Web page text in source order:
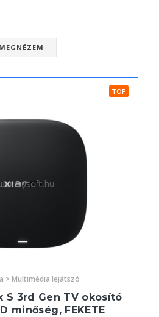
MEGNÉZEM
TOP
> Multimédia lejátszó
S 3rd Gen TV okosító
minőség, FEKETE